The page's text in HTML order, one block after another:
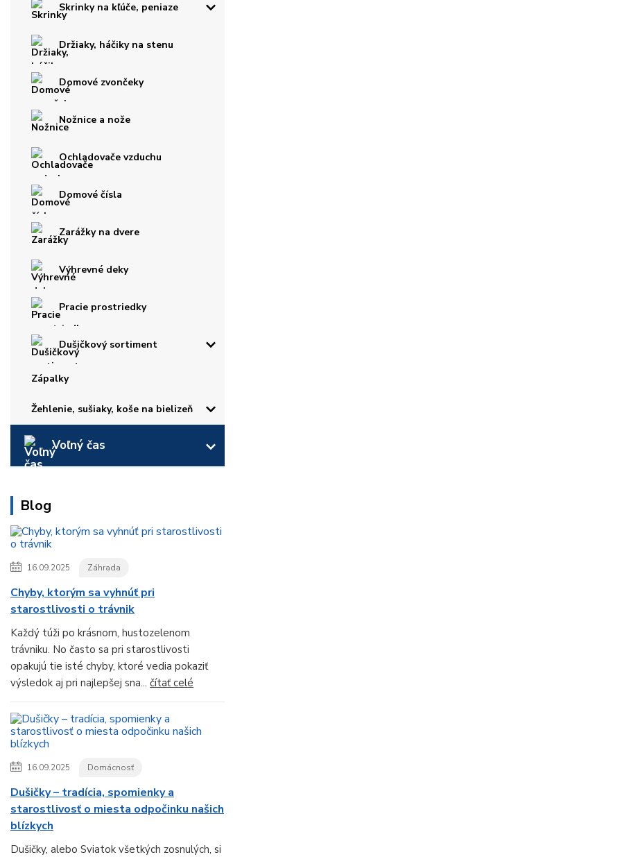
Skrinky na kľúče, peniaze
Držiaky, háčiky na stenu
Domové zvončeky
Nožnice a nože
Ochladovače vzduchu
Domové čísla
Zarážky na dvere
Výhrevné deky
Pracie prostriedky
Dušičkový sortiment
Zápalky
Žehlenie, sušiaky, koše na bielizeň
Voľný čas
Blog
16.09.2025 Záhrada
Chyby, ktorým sa vyhnúť pri
starostlivosti o trávnik
Každý túži po krásnom, hustozelenom
trávniku. No často sa pri starostlivosti
opakujú tie isté chyby, ktoré vedia pokaziť
výsledok aj pri najlepšej sna... čítať celé
16.09.2025 Domácnosť
Dušičky – tradícia, spomienky a
starostlivosť o miesta odpočinku našich
blízkych
Dušičky, alebo Sviatok všetkých zosnulých, si